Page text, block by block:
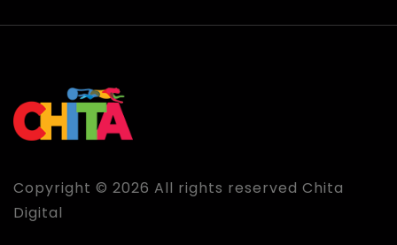
Copyright © 2026 All rights reserved Chita
Digital